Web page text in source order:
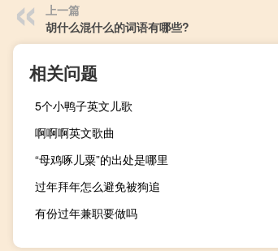
上一篇
胡什么混什么的词语有哪些?
相关问题
5个小鸭子英文儿歌
啊啊啊英文歌曲
“母鸡啄儿粟”的出处是哪里
过年拜年怎么避免被狗追
有份过年兼职要做吗